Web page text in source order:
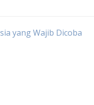
yang Wajib Dicoba